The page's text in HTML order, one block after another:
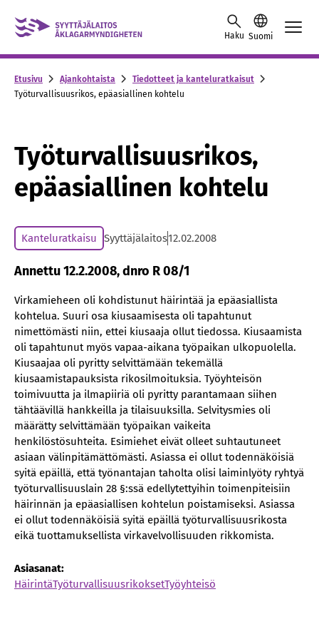
Skip to content -saavutettavuusohje
Haku Suomi
Etusivu Ajankohtaista
Tiedotteet ja kanteluratkaisut
Työturvallisuusrikos, epäasiallinen kohtelu
Työturvallisuusrikos,
epäasiallinen kohtelu
Kanteluratkaisu Syyttäjälaitos12.02.2008
Annettu 12.2.2008, dnro R 08/1
Virkamieheen oli kohdistunut häirintää ja epäasiallista
kohtelua. Suuri osa kiusaamisesta oli tapahtunut
nimettömästi niin, ettei kiusaaja ollut tiedossa. Kiusaamista
oli tapahtunut myös vapaa-aikana työpaikan ulkopuolella.
Kiusaajaa oli pyritty selvittämään tekemällä
kiusaamistapauksista rikosilmoituksia. Työyhteisön
toimivuutta ja ilmapiiriä oli pyritty parantamaan siihen
tähtäävillä hankkeilla ja tilaisuuksilla. Selvitysmies oli
määrätty selvittämään työpaikan vaikeita
henkilöstösuhteita. Esimiehet eivät olleet suhtautuneet
asiaan välinpitämättömästi. Asiassa ei ollut todennäköisiä
syitä epäillä, että työnantajan taholta olisi laiminlyöty ryhtyä
työturvallisuuslain 28 §:ssä edellytettyihin toimenpiteisiin
häirinnän ja epäasiallisen kohtelun poistamiseksi. Asiassa
ei ollut todennäköisiä syitä epäillä työturvallisuusrikosta
eikä tuottamuksellista virkavelvollisuuden rikkomista.
Asiasanat:
HäirintäTyöturvallisuusrikoksetTyöyhteisö